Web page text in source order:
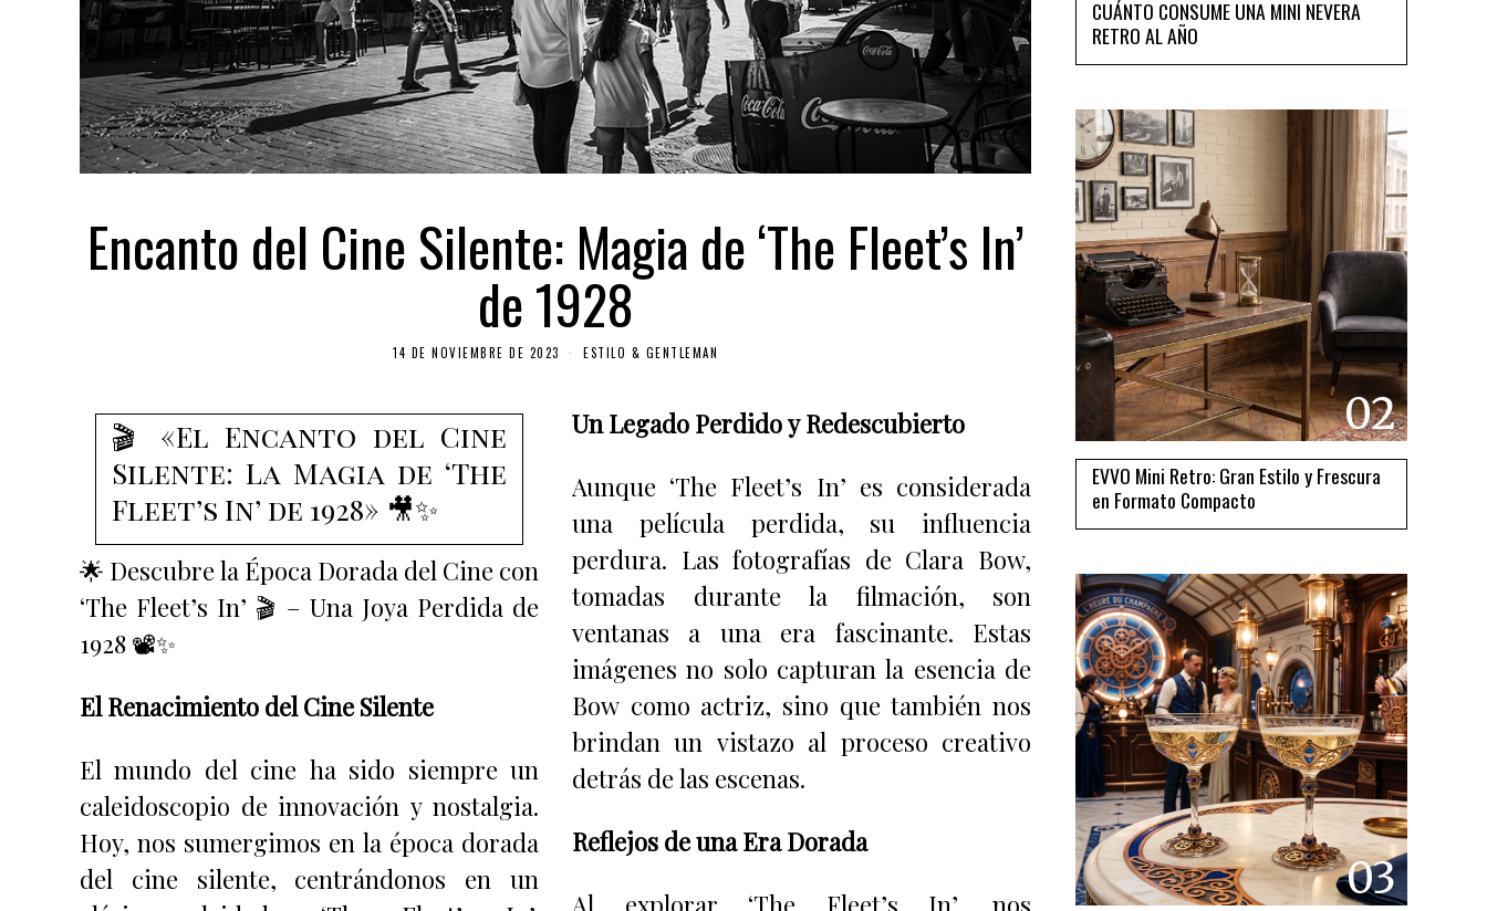
Encanto del Cine Silente: Magia de ‘The Fleet’s In’
de 1928
14 DE NOVIEMBRE DE 2023 ESTILO & GENTLEMAN
🎬 «El Encanto del Cine
Silente: La Magia de ‘The
Fleet’s In’ de 1928» 🎥✨
🌟 Descubre la Época Dorada del Cine con
‘The Fleet’s In’ 🎬 – Una Joya Perdida de
1928 📽️✨
El Renacimiento del Cine Silente
El mundo del cine ha sido siempre un
caleidoscopio de innovación y nostalgia.
Hoy, nos sumergimos en la época dorada
del cine silente, centrándonos en un
Un Legado Perdido y Redescubierto
Aunque ‘The Fleet’s In’ es considerada
una película perdida, su influencia
perdura. Las fotografías de Clara Bow,
tomadas durante la filmación, son
ventanas a una era fascinante. Estas
imágenes no solo capturan la esencia de
Bow como actriz, sino que también nos
brindan un vistazo al proceso creativo
detrás de las escenas.
Reflejos de una Era Dorada
CUÁNTO CONSUME UNA MINI NEVERA
RETRO AL AÑO
02
EVVO Mini Retro: Gran Estilo y Frescura
en Formato Compacto
03